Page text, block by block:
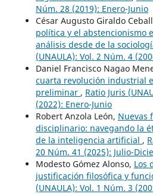
Núm. 28 (2019): Enero-Junio
César Augusto Giraldo
política y el abstencionismo
análisis desde de la
(UNAULA): Vol. 2 Núm. 4
Daniel Francisco Nagao
cuarta revolución industrial
preliminar , Ratio Juris
(2022): Enero-Junio
Robert Anzola León, Nuevas
disciplinario: navegando la
de la inteligencia artificial ,
20 Núm. 41 (2025): Julio-
Modesto Gómez Alonso, Los
justificación filosófica y
(UNAULA): Vol. 1 Núm. 3